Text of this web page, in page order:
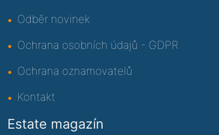
Odběr novinek
Ochrana osobních údajů - GDPR
Ochrana oznamovatelů
Kontakt
Estate magazín